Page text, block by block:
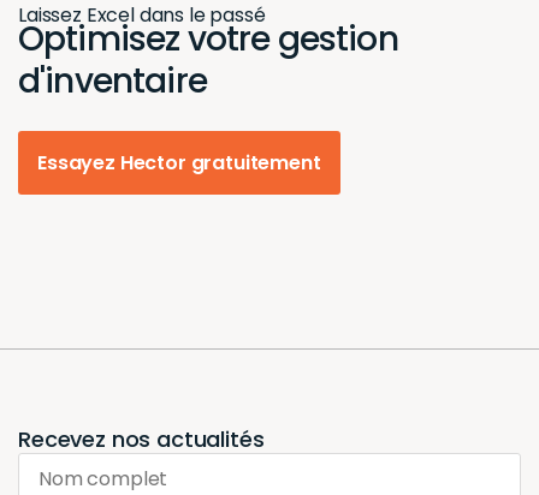
Laissez Excel dans le passé
Optimisez votre gestion
d'inventaire
Essayez Hector gratuitement
Recevez nos actualités
Nom complet